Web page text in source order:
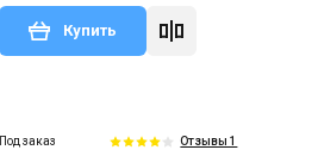
Купить
Под заказ Отзывы 1